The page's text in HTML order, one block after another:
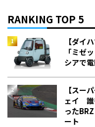
RANKING TOP 5
【ダイ
「ミゼ
シアで
【スー
ェイ 誰
った
ート